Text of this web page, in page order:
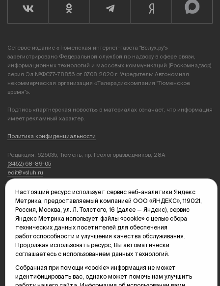
Сетевое издание «Тюменская интернет-газета "Вслух.ру"»
зарегистрировано Федеральной службой по надзору в сфере связи,
информационных технологий и массовых коммуникаций (Роскомнадзор),
серия Эл №ФС77-78856 от 07.08.2020 г. Учредитель: Автономная
некоммерческая организация «Телерадиокомпания "Тюменское
время"».
Подпись «партнерская новость» в материалах означает, что информация
имеет рекламный характер.
Политика конфиденциальности
Редакция: 625035, Тюмень, пр. Геологоразведчиков, 28А
(3452) 68-89-05
edit@vsluh.ru
Главный редактор: Панкина Т.Ю.
kika@vsluh.ru
По вопросам рекламы:
(3452) 68-89-78
kotovaev@sibinformburo.ru
mim@vsluh.ru
Настоящий ресурс использует сервис веб-аналитики Яндекс
Метрика, предоставляемый компанией ООО «ЯНДЕКС», 119021,
Россия, Москва, ул. Л. Толстого, 16 (далее — Яндекс), сервис
Яндекс Метрика использует файлы «cookie» с целью сбора
технических данных посетителей для обеспечения
работоспособности и улучшения качества обслуживания.
Продолжая использовать ресурс, Вы автоматически
соглашаетесь с использованием данных технологий.
Собранная при помощи «cookie» информация не может
идентифицировать вас, однако может помочь нам улучшить